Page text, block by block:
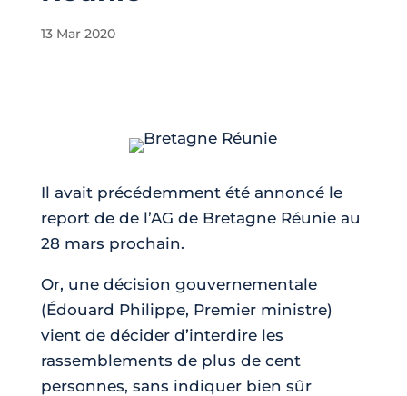
13 Mar 2020
Il avait précédemment été annoncé le
report de de l’AG de Bretagne Réunie au
28 mars prochain.
Or, une décision gouvernementale
(Édouard Philippe, Premier ministre)
vient de décider d’interdire les
rassemblements de plus de cent
personnes, sans indiquer bien sûr